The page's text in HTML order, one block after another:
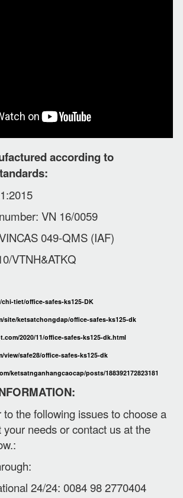
according to
VN 16/0059
049-QMS (IAF)
VTNH&ATKQ
tiet/office-safes-ks125-DK
site/ketsatchongdap/office-safes-ks125-dk
2020/11/office-safes-ks125-dk.html
safe28/office-safes-ks125-dk
ketsatnganhangcaocap/posts/188392172823181
to the following issues to choose a
needs or contact us at the
24/24: 0084 98 2770404